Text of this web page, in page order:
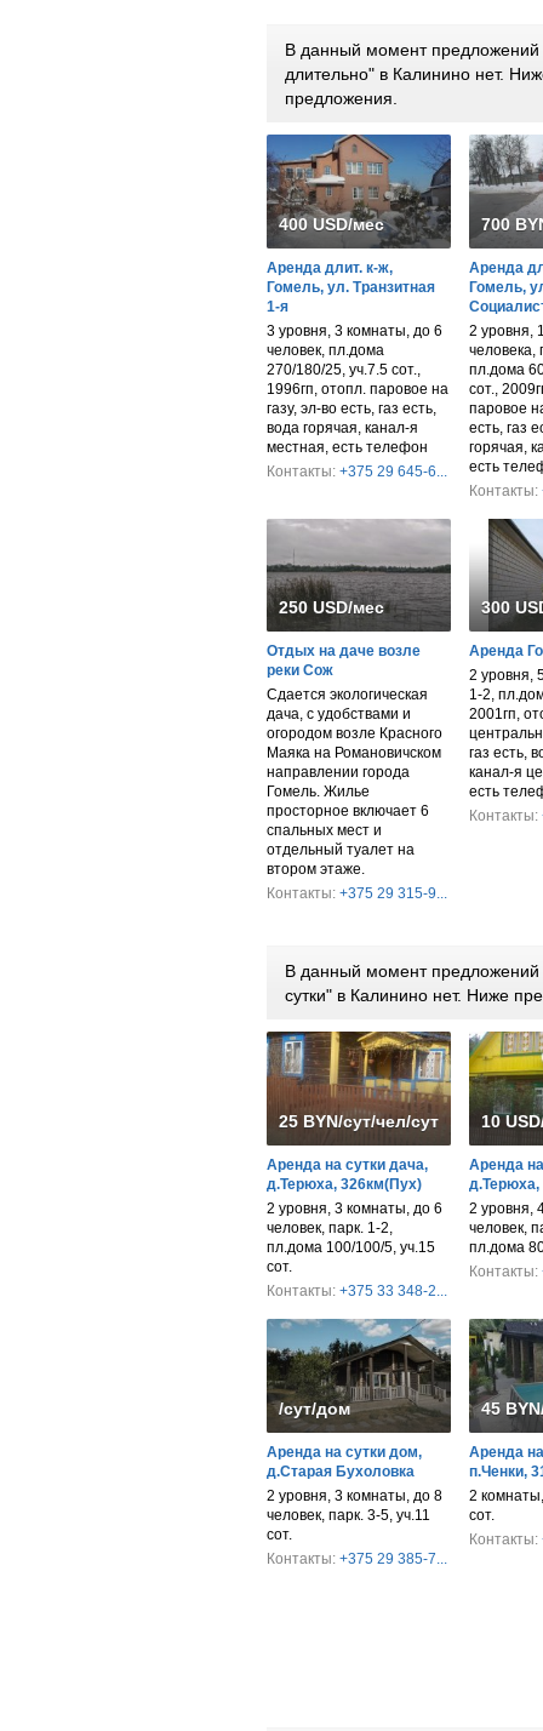
В данный момент
длительно" в Калинино нет.
предложения.
400 USD/мес
Аренда длит. к-ж,
Гомель, ул. Транзитная
1-я
3 уровня, 3 комнаты, до 6
человек, пл.дома
270/180/25, уч.7.5 сот.,
1996гп, отопл. паровое на
газу, эл-во есть, газ есть,
вода горячая, канал-я
местная, есть телефон
Контакты: +375 29 645-6...
700
Аренда
Гомель,
2 уровня,
человека,
пл.дома
сот.,
паровое
есть, газ
горячая,
есть
Контакты:
250 USD/мес
Отдых на даче возле
реки Сож
Сдается экологическая
дача, с удобствами и
огородом возле Красного
Маяка на Романовичском
направлении города
Гомель. Жилье
просторное включает 6
спальных мест и
отдельный туалет на
втором этаже.
Контакты: +375 29 315-9...
300
Аренда
2 уровня,
1-2,
2001гп,
газ есть,
канал-я
есть
Контакты:
В данный момент
сутки" в Калинино нет. Ниже
25 BYN/сут/чел/сут/дом
Аренда на сутки дача,
д.Терюха, 326км(Пух)
2 уровня, 3 комнаты, до 6
человек, парк. 1-2,
пл.дома 100/100/5, уч.15
сот.
Контакты: +375 33 348-2...
10
Аренда
2 уровня,
человек,
пл.дома
Контакты:
/сут/дом
Аренда на сутки дом,
д.Старая Бухоловка
2 уровня, 3 комнаты, до 8
человек, парк. 3-5, уч.11
сот.
Контакты: +375 29 385-7...
45
Аренда
п.Ченки,
2
сот.
Контакты: